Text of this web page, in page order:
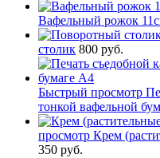
Вафельный рожок
столик 800 руб.
Быстрый просмотр
тонкой вафельной
просмотр Крем
350 руб.